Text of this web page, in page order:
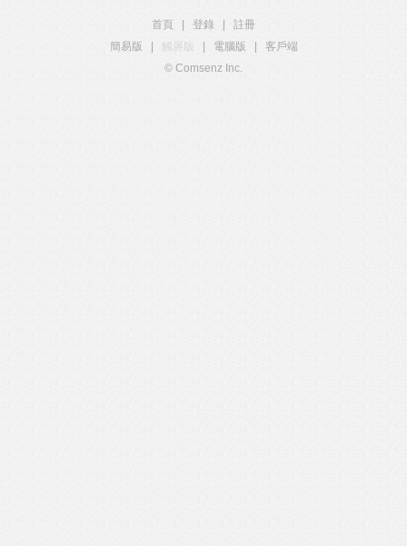
首頁 登錄
註冊
簡易版
觸屏版 電腦版
客戶端
© Comsenz Inc.